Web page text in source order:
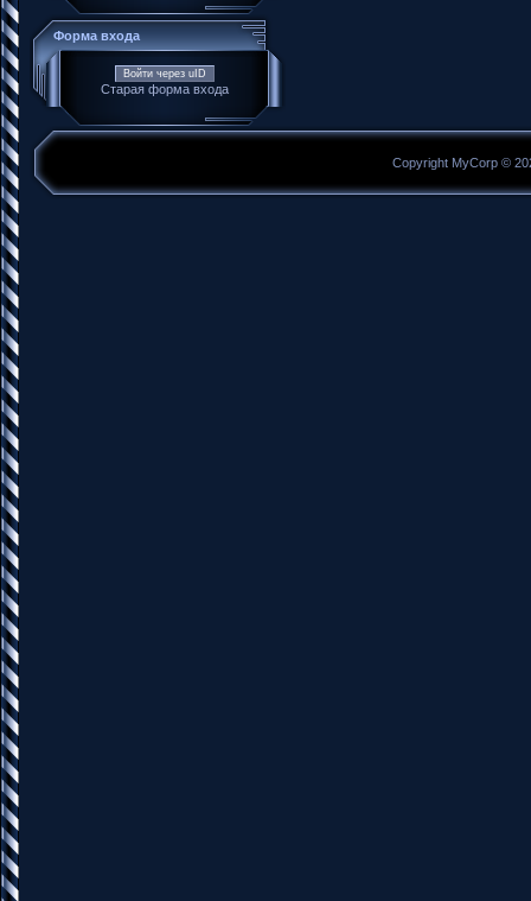
Форма входа
Войти через uID
Старая форма входа
Copyright MyCorp ©